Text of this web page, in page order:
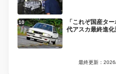
「これぞ国産タ
代アスカ最終進化
最終更新：